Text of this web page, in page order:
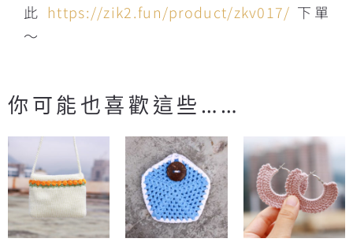
此 https://zik2.fun/product/zkv017/ 下單
～
你可能也喜歡這些……